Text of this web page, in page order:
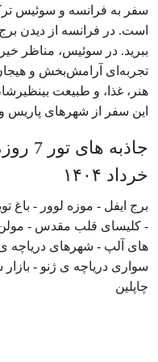
سفر به فرانسه و سوئیس
است. در فرانسه از دیدن
ببرید. در سوئیس، مناظر
تجربه‌ای آرامش‌بخش و
هنر، غذا، و طبیعت
این سفر از شهرهای پاریس و
خرداد ۱۴۰۴
برج ایفل - موزه لوور - باغ
- کلیسای قلب مقدس - مولن
های آلپ - شهرهای دریاچه
سواری دریاچه ی ژنو -
چاپلین